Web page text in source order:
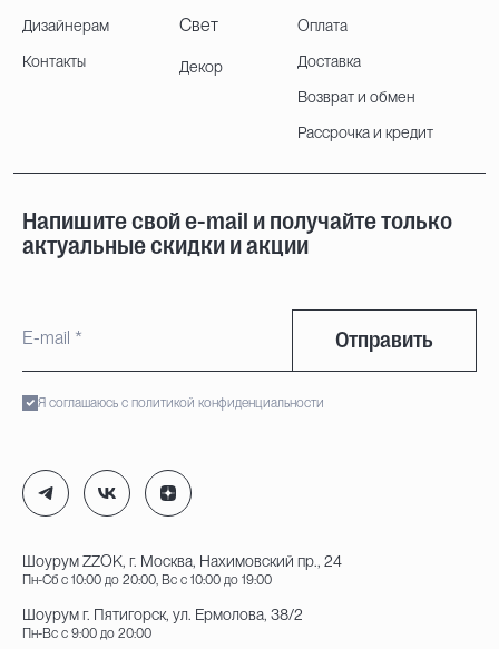
Дизайнерам
Контакты
Свет
Декор
Оплата
Доставка
Возврат и обмен
Рассрочка и кредит
Напишите свой e-mail и получайте только
актуальные скидки и акции
Отправить
Я соглашаюсь с политикой конфиденциальности
Шоурум ZZOK, г. Москва, Нахимовский пр., 24
Пн-Сб с 10:00 до 20:00, Вс с 10:00 до 19:00
Шоурум г. Пятигорск, ул. Ермолова, 38/2
Пн-Вс с 9:00 до 20:00